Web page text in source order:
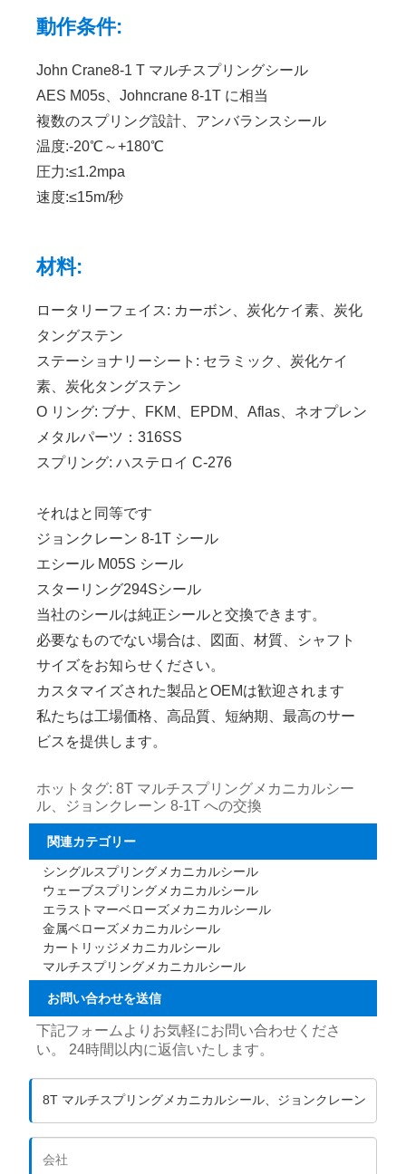
動作条件:
John Crane8-1 T マルチスプリングシール
AES M05s、Johncrane 8-1T に相当
複数のスプリング設計、アンバランスシール
温度:-20℃～+180℃
圧力:≤1.2mpa
速度:≤15m/秒
材料:
ロータリーフェイス: カーボン、炭化ケイ素、炭化
タングステン
ステーショナリーシート: セラミック、炭化ケイ
素、炭化タングステン
O リング: ブナ、FKM、EPDM、Aflas、ネオプレン
メタルパーツ：316SS
スプリング: ハステロイ C-276
それはと同等です
ジョンクレーン 8-1T シール
エシール M05S シール
スターリング294Sシール
当社のシールは純正シールと交換できます。
必要なものでない場合は、図面、材質、シャフト
サイズをお知らせください。
カスタマイズされた製品とOEMは歓迎されます
私たちは工場価格、高品質、短納期、最高のサー
ビスを提供します。
ホットタグ: 8T マルチスプリングメカニカルシー
ル、ジョンクレーン 8-1T への交換
関連カテゴリー
シングルスプリングメカニカルシール
ウェーブスプリングメカニカルシール
エラストマーベローズメカニカルシール
金属ベローズメカニカルシール
カートリッジメカニカルシール
マルチスプリングメカニカルシール
お問い合わせを送信
下記フォームよりお気軽にお問い合わせくださ
い。 24時間以内に返信いたします。